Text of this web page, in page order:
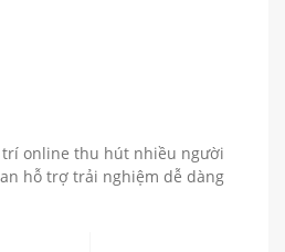
trí online thu hút nhiều người
hỗ trợ trải nghiệm dễ dàng